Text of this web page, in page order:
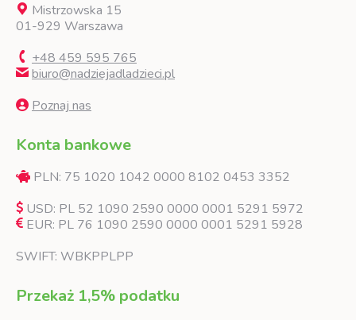
Mistrzowska 15
01-929 Warszawa
+48 459 595 765
biuro@nadziejadladzieci.pl
Poznaj nas
Konta bankowe
PLN: 75 1020 1042 0000 8102 0453 3352
USD: PL 52 1090 2590 0000 0001 5291 5972
EUR: PL 76 1090 2590 0000 0001 5291 5928
SWIFT: WBKPPLPP
Przekaż 1,5% podatku